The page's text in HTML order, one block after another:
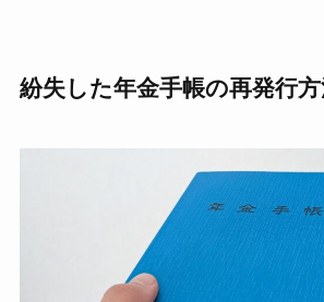
紛失した年金手帳の再発行